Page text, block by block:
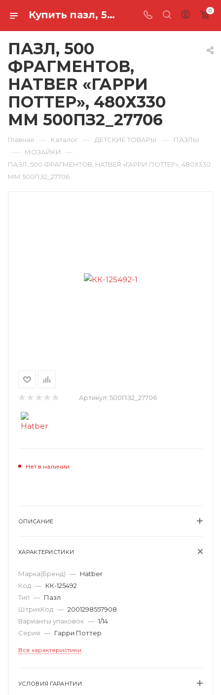
Купить пазл, 500 фрагментов, hatber «гарри поттер», 480х330 мм 500ПЗ2_27706 в Ростове-на-Дону 0
ПАЗЛ, 500
ФРАГМЕНТОВ,
HATBER «ГАРРИ
ПОТТЕР», 480Х330
ММ 500ПЗ2_27706
Главная — Каталог — ДЕТСКИЕ ТОВАРЫ — ПАЗЛЫ
— МОЗАЙКИ —
ПАЗЛ, 500 ФРАГМЕНТОВ, HATBER «ГАРРИ ПОТТЕР», 480Х330
ММ 500ПЗ2_27706
Артикул: 500ПЗ2_27706
Нет в наличии
ОПИСАНИЕ
ХАРАКТЕРИСТИКИ
Марка(Бренд) — Hatber
Код — КК-125492
Тип — Пазл
ШтрихКод — 2001298557908
Варианты упаковок — 1/14
Серия — Гарри Поттер
Все характеристики
УСЛОВИЯ ГАРАНТИИ